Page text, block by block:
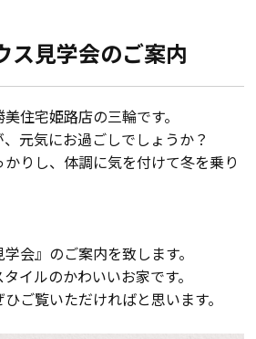
ス見学会のご案内
住宅姫路店の三輪です。
元気にお過ごしでしょうか？
りし、体調に気を付けて冬を乗り
会』のご案内を致します。
イルのかわいいお家です。
ご覧いただければと思います。